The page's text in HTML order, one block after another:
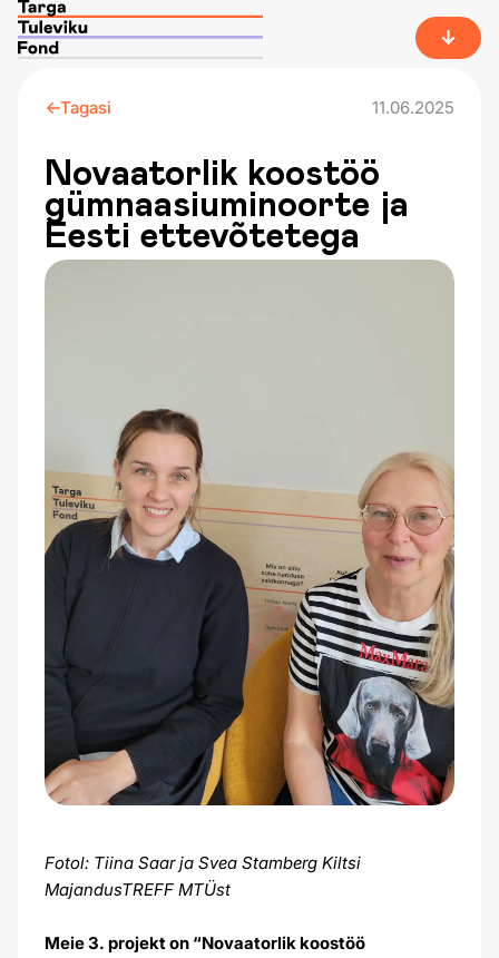
Tagasi 11.06.2025
Novaatorlik koostöö
gümnaasiuminoorte ja
Eesti ettevõtetega
Fotol: Tiina Saar ja Svea Stamberg Kiltsi
MajandusTREFF MTÜst
Meie 3. projekt on “Novaatorlik koostöö